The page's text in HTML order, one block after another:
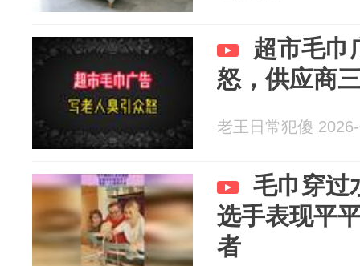
超市毛巾
怒，供应商
老王日常犯傻
毛巾穿过
选手表现平
者